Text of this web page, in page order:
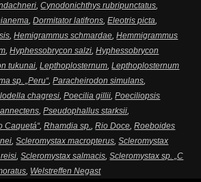
,Cynodonichthys rubripunctatus,
,Dormitator latifrons,Eleotris picta,
,Hemigrammus schmardae,Hemmigrammus
,Hyphessobrycon salzi,Hyphessobrycon
tukunai,Lepthoplosternum,Lepthoplosternum
sp. „Peru“,Paracheirodon simulans,
chagresi,Poecilia gillii,Poeciliopsis
,Pseudophallus starksii,
Caquetá“,Rhamdia sp.,Rio Doce,Roeboides
,Scleromystax macropterus,Scleromystax
,Scleromystax salmacis,Scleromystax sp. „C
, Welstreffen Negast